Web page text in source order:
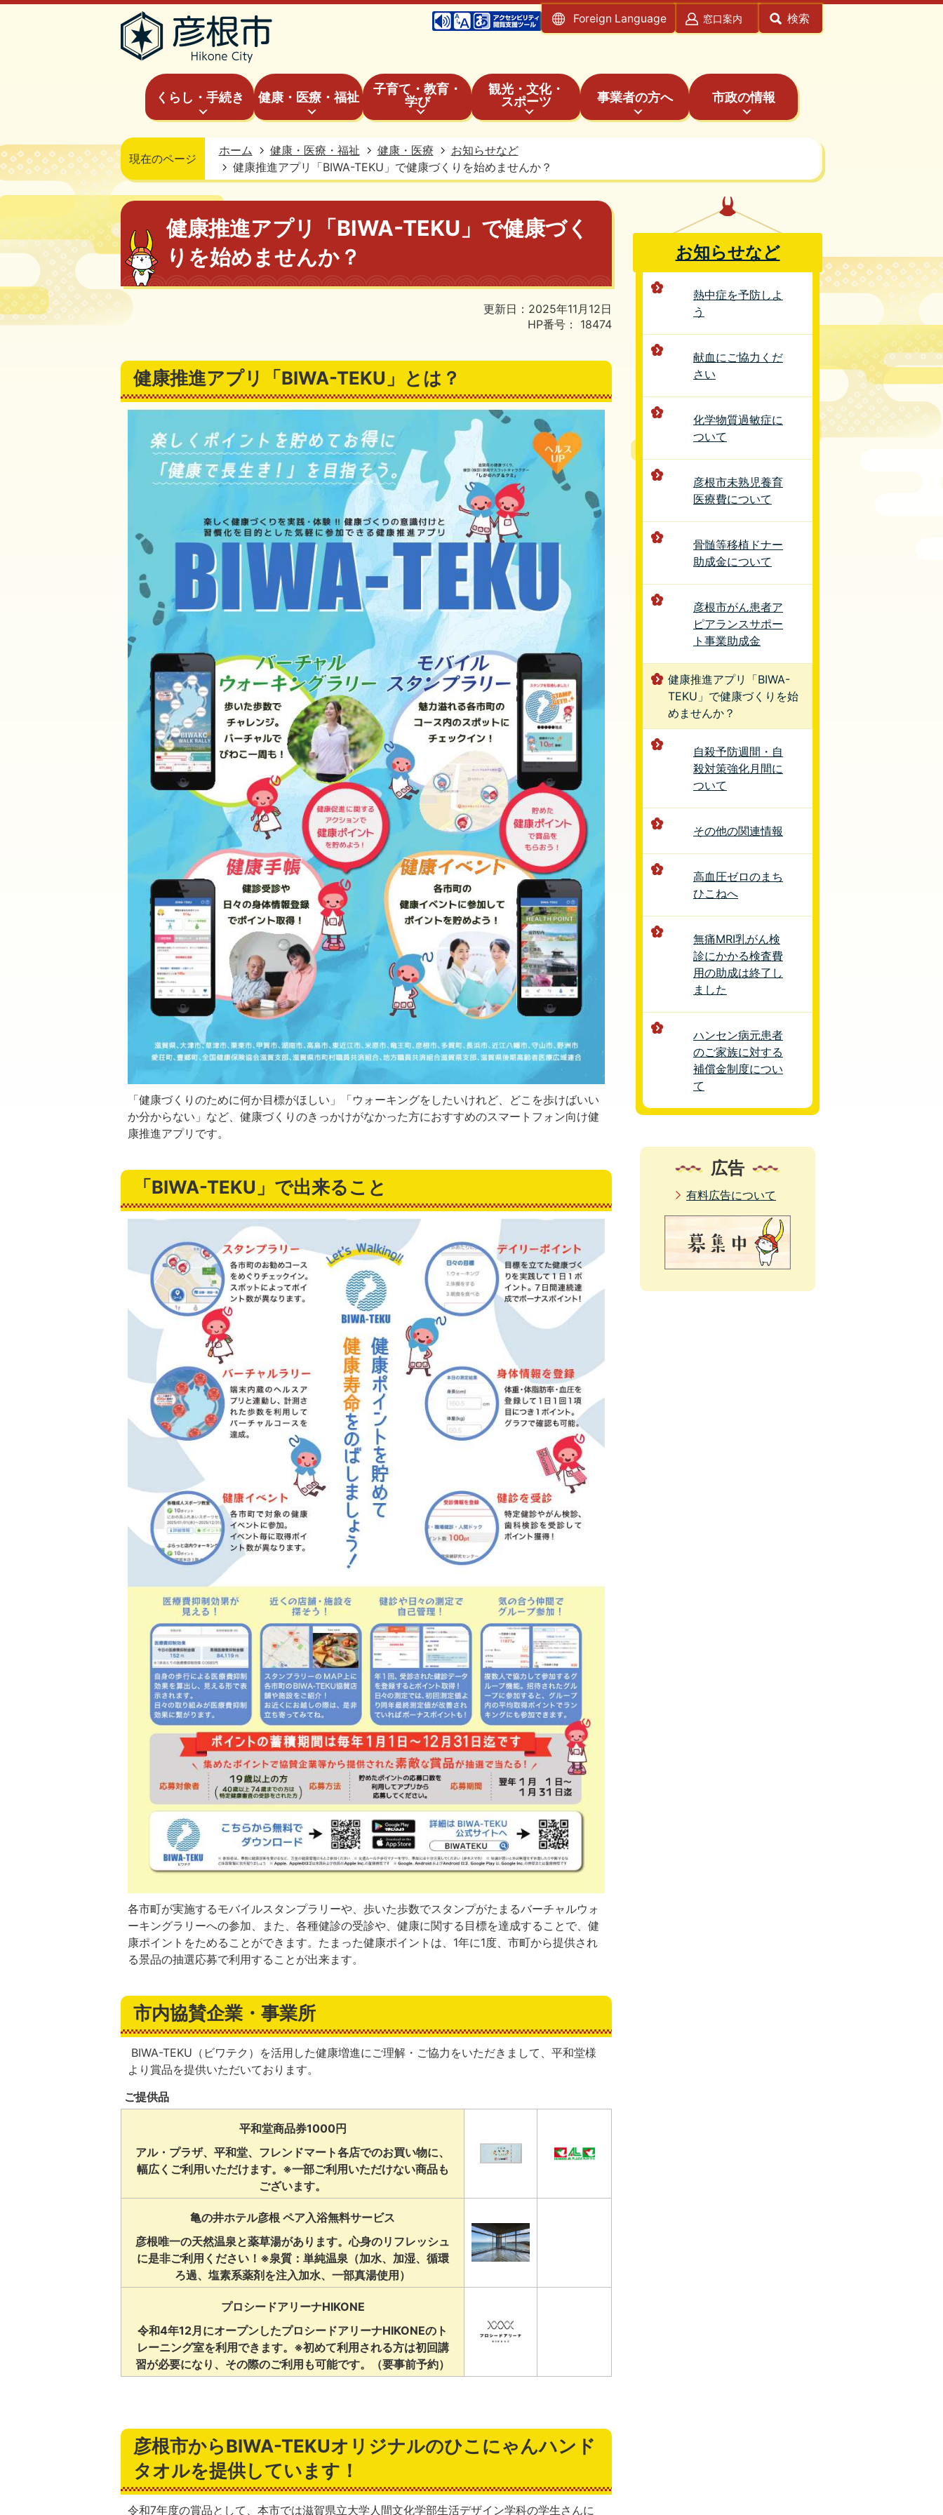
Foreign Language 窓口案内 検索
くらし・手続き 健康・医療・福祉
子育て・教育・
学び
観光・文化・
スポーツ
事業者の方へ 市政の情報
現在のページ
ホーム 健康・医療・福祉 健康・医療
お知らせなど
健康推進アプリ「BIWA-TEKU」で健康づくりを始めませんか？
健康推進アプリ「BIWA-TEKU」で健康づく
りを始めませんか？
更新日：2025年11月12日
HP番号：
18474
健康推進アプリ「BIWA-TEKU」とは？
「健康づくりのために何か目標がほしい」「ウォーキングをしたいけれど、どこを歩けばいい
か分からない」など、健康づくりのきっかけがなかった方におすすめのスマートフォン向け健
康推進アプリです。
「BIWA-TEKU」で出来ること
各市町が実施するモバイルスタンプラリーや、歩いた歩数でスタンプがたまるバーチャルウォ
ーキングラリーへの参加、また、各種健診の受診や、健康に関する目標を達成することで、健
康ポイントをためることができます。たまった健康ポイントは、1年に1度、市町から提供され
る景品の抽選応募で利用することが出来ます。
市内協賛企業・事業所
BIWA-TEKU（ビワテク）を活用した健康増進にご理解・ご協力をいただきまして、平和堂様
より賞品を提供いただいております。
ご提供品
平和堂商品券1000円
アル・プラザ、平和堂、フレンドマート各店でのお買い物に、
幅広くご利用いただけます。※一部ご利用いただけない商品も
ございます。
亀の井ホテル彦根 ペア入浴無料サービス
彦根唯一の天然温泉と薬草湯があります。心身のリフレッシュ
に是非ご利用ください！※泉質：単純温泉（加水、加湿、循環
ろ過、塩素系薬剤を注入加水、一部真湯使用）
プロシードアリーナHIKONE
令和4年12月にオープンしたプロシードアリーナHIKONEのト
レーニング室を利用できます。※初めて利用される方は初回講
習が必要になり、その際のご利用も可能です。（要事前予約）
彦根市からBIWA-TEKUオリジナルのひこにゃんハンド
タオルを提供しています！
令和7年度の賞品として、本市では滋賀県立大学人間文化学部生活デザイン学科の学生さんに
お知らせなど
熱中症を予防しよ
う
献血にご協力くだ
さい
化学物質過敏症に
ついて
彦根市未熟児養育
医療費について
骨髄等移植ドナー
助成金について
彦根市がん患者ア
ピアランスサポー
ト事業助成金
健康推進アプリ「BIWA-
TEKU」で健康づくりを始
めませんか？
自殺予防週間・自
殺対策強化月間に
ついて
その他の関連情報
高血圧ゼロのまち
ひこねへ
無痛MRI乳がん検
診にかかる検査費
用の助成は終了し
ました
ハンセン病元患者
のご家族に対する
補償金制度につい
て
広告
有料広告について